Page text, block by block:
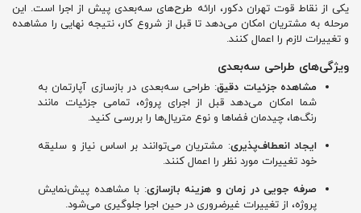
یکی از نقاط قوت تهران دکور، ارائه طرح‌های سه‌بعدی پیش از اجرا است. این
مرحله به مشتریان امکان می‌دهد تا قبل از شروع کار، نتیجه نهایی را مشاهده
و تغییرات لازم را اعمال کنند.
ویژگی‌های طراحی سه‌بعدی
مشاهده جزئیات دقیق: طراحی سه‌بعدی در بازسازی آپارتمان به
شما امکان می‌دهد قبل از اجرای پروژه، تمامی جزئیات مانند
رنگ‌ها، چیدمان فضاها و نوع متریال‌ها را بررسی کنید.
ایجاد انعطاف‌پذیری: مشتریان می‌توانند بر اساس نیاز و سلیقه
خود تغییرات مورد نظر را اعمال کنند.
صرفه‌ جویی در زمان و هزینه بازسازی: با مشاهده پیش‌نمایش
پروژه، از تغییرات غیرضروری در حین اجرا جلوگیری می‌شود.